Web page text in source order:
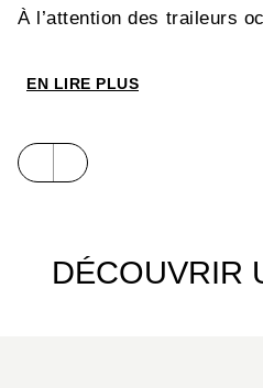
À l’attention des traileurs
repérer et identifier les
route d’entraînement saine
stratégies de prévention
EN LIRE PLUS
DÉCOUVRIR